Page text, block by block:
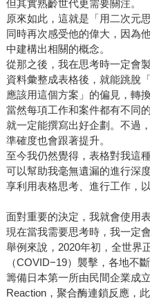
但其實熟齡世代更需要關注。
原來如此，這就是「用二次元
同時再次感受他的偉大，因為
中建構出相關的概念。
從那之後，我在思考時一定會
資料彙整成表格後，就能跳脫
應該用這個方案」的偏見，轉
當然每項工作和案件都有不同
就一定能撰寫出好企劃。不過
準確度也會跟著提升。
至今我仍然覺得，表格對我這
可以幫助我毫無遺漏的進行深
享利用表格思考、進行工作，
面對重要的決定，我就會使用
現在當我需要思考時，我一定
舉例來說，2020年初，全世界
（COVID−19）襲擊，各地不
籌備日本第一所由民間企業成
Reaction，聚合酶連鎖反應，